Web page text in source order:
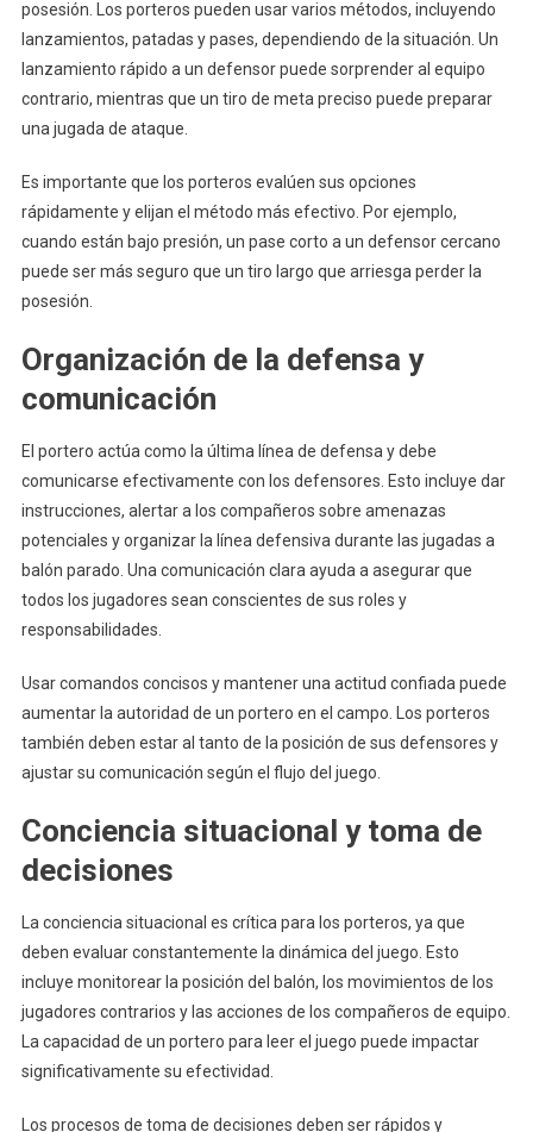
posesión. Los porteros pueden usar varios métodos, incluyendo
lanzamientos, patadas y pases, dependiendo de la situación. Un
lanzamiento rápido a un defensor puede sorprender al equipo
contrario, mientras que un tiro de meta preciso puede preparar
una jugada de ataque.
Es importante que los porteros evalúen sus opciones
rápidamente y elijan el método más efectivo. Por ejemplo,
cuando están bajo presión, un pase corto a un defensor cercano
puede ser más seguro que un tiro largo que arriesga perder la
posesión.
Organización de la defensa y
comunicación
El portero actúa como la última línea de defensa y debe
comunicarse efectivamente con los defensores. Esto incluye dar
instrucciones, alertar a los compañeros sobre amenazas
potenciales y organizar la línea defensiva durante las jugadas a
balón parado. Una comunicación clara ayuda a asegurar que
todos los jugadores sean conscientes de sus roles y
responsabilidades.
Usar comandos concisos y mantener una actitud confiada puede
aumentar la autoridad de un portero en el campo. Los porteros
también deben estar al tanto de la posición de sus defensores y
ajustar su comunicación según el flujo del juego.
Conciencia situacional y toma de
decisiones
La conciencia situacional es crítica para los porteros, ya que
deben evaluar constantemente la dinámica del juego. Esto
incluye monitorear la posición del balón, los movimientos de los
jugadores contrarios y las acciones de los compañeros de equipo.
La capacidad de un portero para leer el juego puede impactar
significativamente su efectividad.
Los procesos de toma de decisiones deben ser rápidos y